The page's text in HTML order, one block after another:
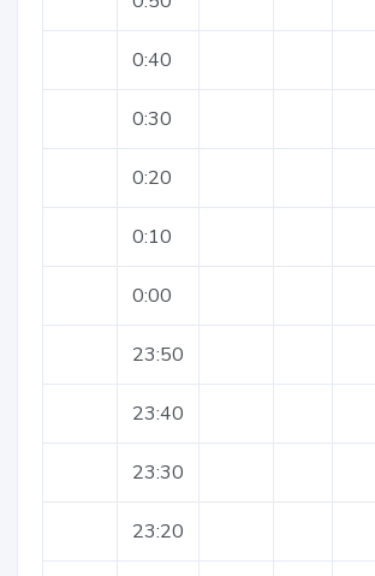
0:40
0:30
0:20
0:10
0:00
23:50
23:40
23:30
23:20